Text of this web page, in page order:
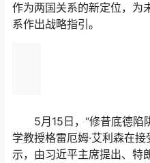
作为两国关系的新定位，为
系作出战略指引。
5月15日，“修昔底德陷
学教授格雷厄姆·艾利森在
示，由习近平主席提出、特